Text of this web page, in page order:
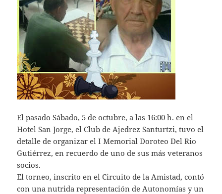
El pasado Sábado, 5 de octubre, a las 16:00 h. en el
Hotel San Jorge, el Club de Ajedrez Santurtzi, tuvo el
detalle de organizar el I Memorial Doroteo Del Rio
Gutiérrez, en recuerdo de uno de sus más veteranos
socios.
El torneo, inscrito en el Circuito de la Amistad, contó
con una nutrida representación de Autonomías y un